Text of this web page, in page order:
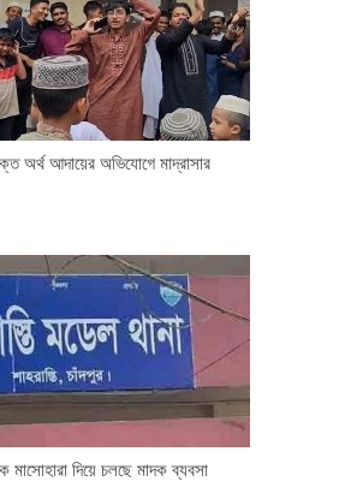
অর্থ আদায়ের অভিযোগে মাদ্রাসার
মাসোহারা দিয়ে চলছে মাদক ব্যবসা